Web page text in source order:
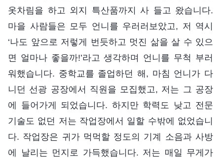
옷차림을 하고 외지 특산품까지 사 들고 왔습니다.
마을 사람들은 모두 언니를 우러러보았고, 저 역시
‘나도 앞으로 저렇게 번듯하고 멋진 삶을 살 수 있으
면 얼마나 좋을까!’라고 생각하며 언니를 무척 부러
워했습니다. 중학교를 졸업하던 해, 마침 언니가 다
니던 선광 공장에서 직원을 모집했고, 저는 그 공장
에 들어가게 되었습니다. 하지만 학력도 낮고 전문
기술도 없던 저는 작업장에서 일할 수밖에 없었습니
다. 작업장은 귀가 먹먹할 정도의 기계 소음과 사방
에 날리는 먼지로 가득했습니다. 저는 매일 무게가